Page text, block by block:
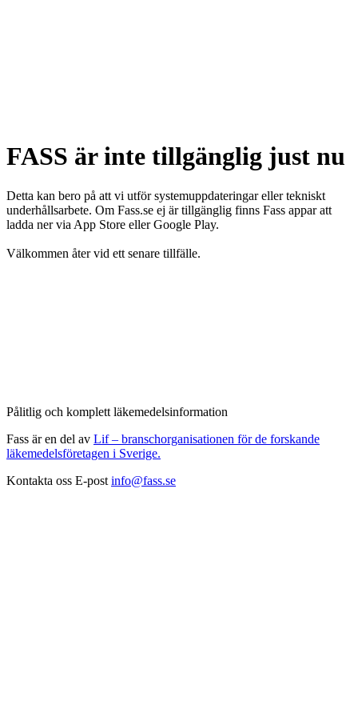
FASS är inte tillgänglig just nu
Detta kan bero på att vi utför systemuppdateringar eller tekniskt
underhållsarbete. Om Fass.se ej är tillgänglig finns Fass appar att
ladda ner via App Store eller Google Play.
Välkommen åter vid ett senare tillfälle.
Pålitlig och komplett läkemedelsinformation
Fass är en del av Lif – branschorganisationen för de forskande
läkemedelsföretagen i Sverige.
Kontakta oss E-post info@fass.se